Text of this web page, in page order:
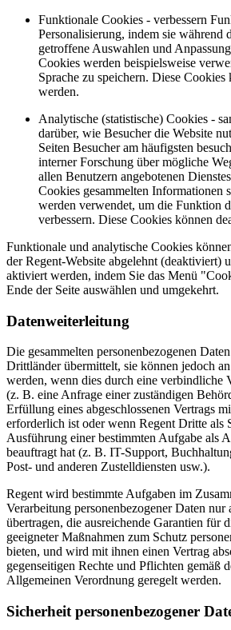
Funktionale Cookies - verbessern
Personalisierung, indem sie während
getroffene Auswahlen und
Cookies werden beispielsweise
Sprache zu speichern. Diese
werden.
Analytische (statistische) Cookies -
darüber, wie Besucher die Website
Seiten Besucher am häufigsten
interner Forschung über mögliche
allen Benutzern angebotenen
Cookies gesammelten Informationen
werden verwendet, um die Funktion
verbessern. Diese Cookies können
Funktionale und analytische Cookies
der Regent-Website abgelehnt (deaktiviert)
aktiviert werden, indem Sie das Menü
Ende der Seite auswählen und umgekehrt.
Datenweiterleitung
Die gesammelten personenbezogenen
Drittländer übermittelt, sie können jedoch
werden, wenn dies durch eine verbindliche
(z. B. eine Anfrage einer zuständigen
Erfüllung eines abgeschlossenen Vertrags
erforderlich ist oder wenn Regent Dritte als
Ausführung einer bestimmten Aufgabe als
beauftragt hat (z. B. IT-Support,
Post- und anderen Zustelldiensten usw.).
Regent wird bestimmte Aufgaben im
Verarbeitung personenbezogener Daten
übertragen, die ausreichende Garantien für
geeigneter Maßnahmen zum Schutz
bieten, und wird mit ihnen einen Vertrag
gegenseitigen Rechte und Pflichten gemäß
Allgemeinen Verordnung geregelt werden.
Sicherheit personenbezogener